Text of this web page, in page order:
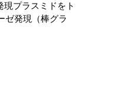
プラスミドをト
ゼ発現（棒グラ